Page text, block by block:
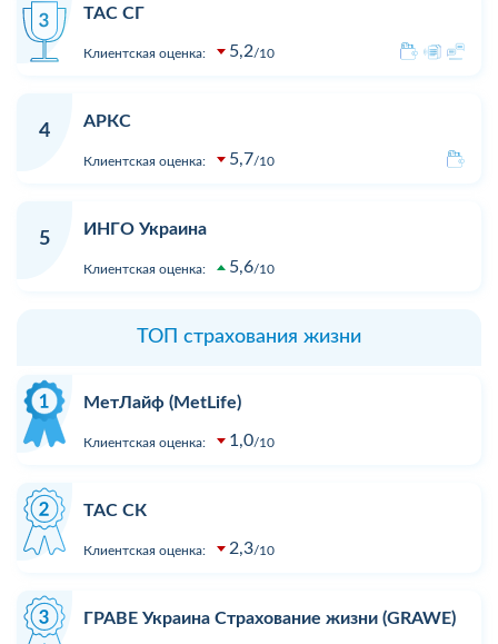
ТАС СГ
Клиентская оценка: 5,2 10
4
АРКС
Клиентская оценка: 5,7 10
5
ИНГО Украина
Клиентская оценка: 5,6 10
ТОП страхования жизни
МетЛайф (MetLife)
Клиентская оценка: 1,0 10
ТАС СК
Клиентская оценка: 2,3 10
ГРАВЕ Украина Страхование жизни (GRAWE)